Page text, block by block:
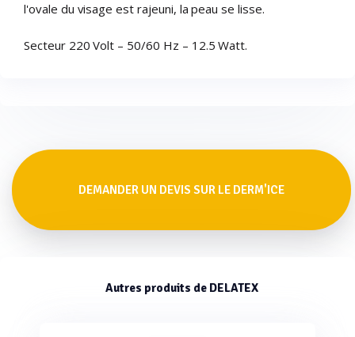
l'ovale du visage est rajeuni, la peau se lisse.
Secteur 220 Volt – 50/60 Hz – 12.5 Watt.
DEMANDER UN DEVIS SUR LE DERM'ICE
Autres produits de DELATEX